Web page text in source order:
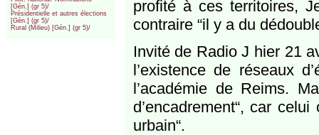
[Gén.] (gr 5)/
Présidentielle et autres élections
[Gén.] (gr 5)/
Rural (Milieu) [Gén.] (gr 5)/
profité à ces territoires,
contraire “il y a du
Invité de Radio J hier 21
l’existence de réseaux
l’académie de Reims.
d’encadrement“, car
urbain“.